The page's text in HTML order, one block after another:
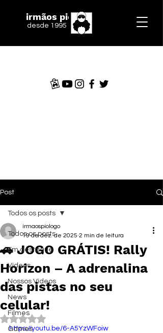
irmãos piologo
desde 1995
Post
Todos os posts
Em destaque
Vídeos
Nossos Vídeos
News
Filmes
Games
Todos os posts
🚗 JOGO GRÁTIS! Rally
Horizon – A adrenalina
das pistas no seu
celular!
irmaospiologo
19 de dez. de 2025 2 min de leitura
Avaliado com NaN de 5 estrelas.
https://youtu.be/6-A5YzWFoiw